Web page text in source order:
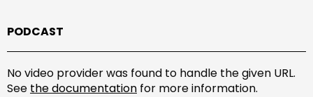
PODCAST
No video provider was found to handle the given URL.
See the documentation for more information.